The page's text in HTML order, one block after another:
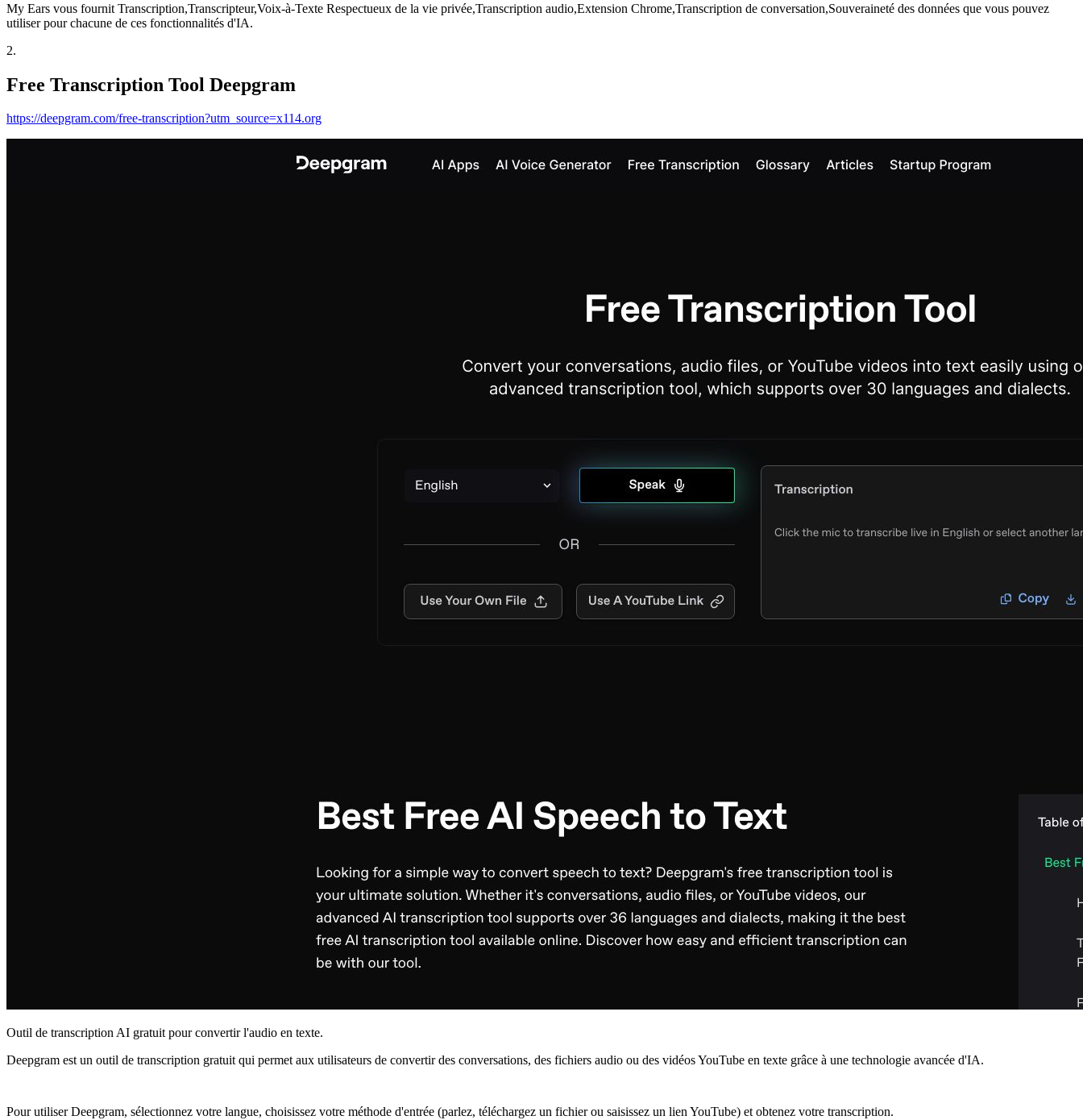
My Ears vous fournit Transcription,Transcripteur,Voix-à-Texte Respectueux de la vie privée,Transcription audio,Extension Chrome,Transcription de conversation,Souveraineté des données que vous pouvez
utiliser pour chacune de ces fonctionnalités d'IA.
2.
Free Transcription Tool Deepgram
https://deepgram.com/free-transcription?utm_source=x114.org
Outil de transcription AI gratuit pour convertir l'audio en texte.
Deepgram est un outil de transcription gratuit qui permet aux utilisateurs de convertir des conversations, des fichiers audio ou des vidéos YouTube en texte grâce à une technologie avancée d'IA.
Pour utiliser Deepgram, sélectionnez votre langue, choisissez votre méthode d'entrée (parlez, téléchargez un fichier ou saisissez un lien YouTube) et obtenez votre transcription.